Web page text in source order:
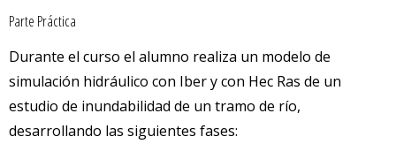
Parte Práctica
Durante el curso el alumno realiza un modelo de
simulación hidráulico con Iber y con Hec Ras de un
estudio de inundabilidad de un tramo de río,
desarrollando las siguientes fases: